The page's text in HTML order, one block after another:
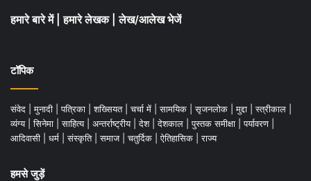
हमारे बारे में हमारे लेखक लेख/आलेख भेजें
टॉपिक
संवेद मुनादी पत्रिका शख्सियत चर्चा में सामयिक सृजनलोक मुद्दा स्त्रीकाल
व्यंग्य
सिनेमा साहित्य अन्तर्राष्ट्रीय देश देशकाल पुस्तक समीक्षा पर्यावरण
आदिवासी
धर्म संस्कृति समाज चतुर्दिक ऐतिहासिक राज्य
हमसे जुड़ें